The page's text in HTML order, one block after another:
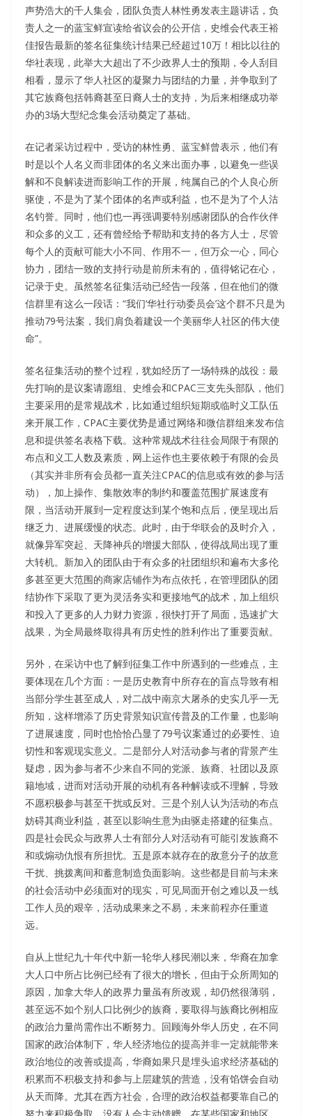
声势浩大的千人集会，团队负责人林性勇发表主题讲话，负
责人之一的蓝宝鲜宣读给省议会的公开信，史维会代表王裕
佳报告最新的签名征集统计结果已经超过10万！相比以往的
华社表现，此举大大超出了不少政界人士的预期，令人刮目
相看，显示了华人社区的凝聚力与团结的力量，并争取到了
其它族裔包括韩裔甚至日裔人士的支持，为后来相继成功举
办的3场大型纪念集会活动奠定了基础。
在记者采访过程中，受访的林性勇、蓝宝鲜曾表示，他们有
时是以个人名义而非团体的名义来出面办事，以避免一些误
解和不良解读进而影响工作的开展，纯属自己的个人良心所
驱使，不是为了某个团体的名声或利益，也不是为了个人沽
名钓誉。同时，他们也一再强调要特别感谢团队的合作伙伴
和众多的义工，还有曾经给予帮助和支持的各方人士，尽管
每个人的贡献可能大小不同、作用不一，但万众一心，同心
协力，团结一致的支持行动是前所未有的，值得铭记在心，
记录于史。虽然签名征集活动已经告一段落，但在他们的微
信群里有这么一段话：“我们‘华社行动委员会’这个群不只是为
推动79号法案，我们肩负着建设一个美丽华人社区的伟大使
命”。
签名征集活动的整个过程，犹如经历了一场特殊的战役：最
先打响的是议案请愿组、史维会和CPAC三支先头部队，他们
主要采用的是常规战术，比如通过组织短期或临时义工队伍
来开展工作，CPAC主要优势是通过网络和微信群组来发布信
息和提供签名表格下载。这种常规战术往往会局限于有限的
布点和义工人数及素质，网上运作也主要依赖于有限的会员
（其实并非所有会员都一直关注CPAC的信息或有效的参与活
动），加上操作、集散效率的制约和覆盖范围扩展速度有
限，当活动开展到一定程度达到某个饱和点后，便呈现出后
继乏力、进展缓慢的状态。此时，由于华联会的及时介入，
就像异军突起、天降神兵的增援大部队，使得战局出现了重
大转机。新加入的团队由于有众多的社团组织和遍布大多伦
多甚至更大范围的商家店铺作为布点依托，在管理团队的团
结协作下采取了更为灵活务实和更接地气的战术，加上组织
和投入了更多的人力财力资源，很快打开了局面，迅速扩大
战果，为全局最终取得具有历史性的胜利作出了重要贡献。
另外，在采访中也了解到征集工作中所遇到的一些难点，主
要体现在几个方面：一是历史教育中所存在的盲点导致有相
当部分学生甚至成人，对二战中南京大屠杀的史实几乎一无
所知，这样增添了历史背景知识宣传普及的工作量，也影响
了进展速度，同时也恰恰凸显了79号议案通过的必要性、迫
切性和客观现实意义。二是部分人对活动参与者的背景产生
疑虑，因为参与者不少来自不同的党派、族裔、社团以及原
籍地域，进而对活动开展的动机有各种解读或不理解，导致
不愿积极参与甚至干扰或反对。三是个别人认为活动的布点
妨碍其商业利益，甚至以影响生意为由驱走搭建的征集点。
四是社会民众与政界人士有部分人对活动有可能引发族裔不
和或煽动仇恨有所担忧。五是原本就存在的敌意分子的故意
干扰、挑拨离间和蓄意制造负面影响。这些都是目前与未来
的社会活动中必须面对的现实，可见局面开创之难以及一线
工作人员的艰辛，活动成果来之不易，未来前程亦任重道
远。
自从上世纪九十年代中新一轮华人移民潮以来，华裔在加拿
大人口中所占比例已经有了很大的增长，但由于众所周知的
原因，加拿大华人的政界力量虽有所改观，却仍然很薄弱，
甚至远不如个别人口比例少的族裔，要取得与族裔比例相应
的政治力量尚需作出不断努力。回顾海外华人历史，在不同
国家的政治体制下，华人经济地位的提高并非一定就能带来
政治地位的改善或提高，华裔如果只是埋头追求经济基础的
积累而不积极支持和参与上层建筑的营造，没有馅饼会自动
从天而降。尤其在西方社会，合理的政治权益都要靠自己的
努力来积极争取，没有人会主动馈赠。在某些国家和地区，